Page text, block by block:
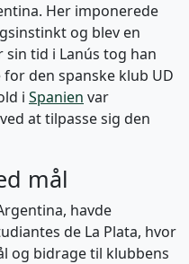
Her imponerede
og blev en
tid i Lanús tog han
den spanske klub UD
i Spanien var
at tilpasse sig den
mål
havde
de La Plata, hvor
og bidrage til klubbens